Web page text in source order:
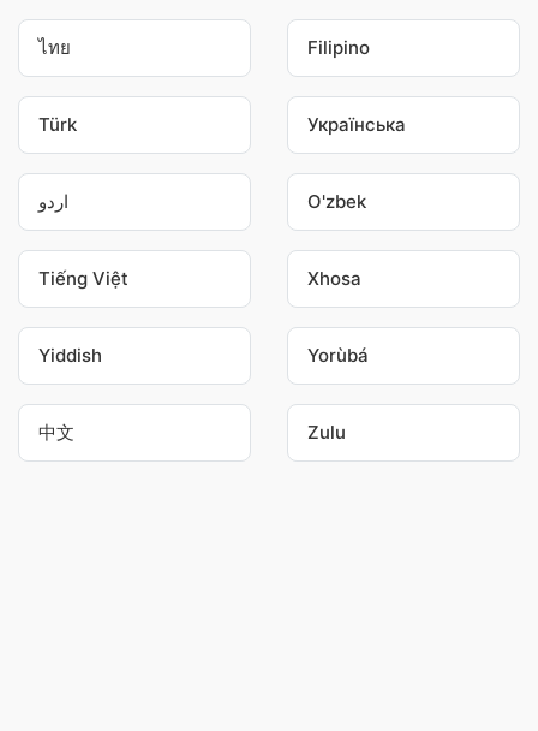
ไทย Filipino
Türk Українська
اردو O'zbek
Tiếng Việt Xhosa
Yiddish Yorùbá
中文 Zulu